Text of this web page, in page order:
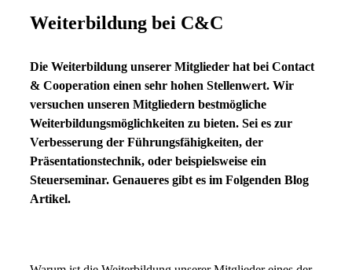
Weiterbildung bei C&C
Die Weiterbildung unserer Mitglieder hat bei Contact
& Cooperation einen sehr hohen Stellenwert. Wir
versuchen unseren Mitgliedern bestmögliche
Weiterbildungsmöglichkeiten zu bieten. Sei es zur
Verbesserung der Führungsfähigkeiten, der
Präsentationstechnik, oder beispielsweise ein
Steuerseminar. Genaueres gibt es im Folgenden Blog
Artikel.